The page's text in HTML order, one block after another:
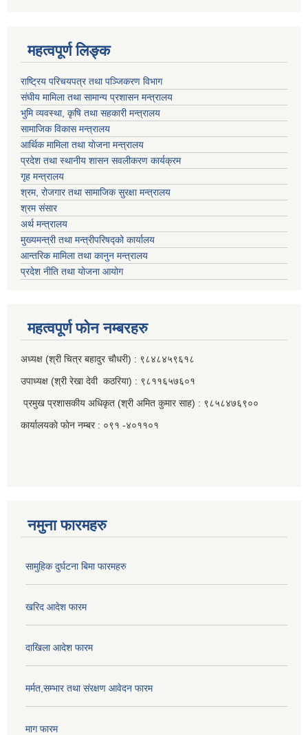
महत्वपूर्ण लि‍‍‍‍‍‌ङ्क
राष्ट्रिय परिचयपत्र तथा पञ्जिकरण विभाग
संघीय मामिला तथा सामान्य प्रशासन मन्त्रालय
भुमि व्यवस्था, कृषि तथा सहकारी मन्त्रालय
सामाजिक विकास मन्त्रालय
आर्थिक मामिला तथा याेजना मन्त्रालय
प्रदेश तथा स्थानीय शासन सवलीकरण कार्यक्रम
गृह मन्त्रालय
श्रम, रोजगार तथा सामाजिक सुरक्षा मन्त्रालय
श्रम संसार
अर्थ मन्त्रालय
मुख्यमन्त्री तथा मन्त्रीपरिषद्को कार्यालय
आन्तरिक मामिला तथा कानुन मन्त्रालय
प्रदेश नीति तथा योजना आयोग
महत्वपूर्ण फाेन नम्बरहरु
अध्यक्ष (श्री चित्र बहादुर चाैधरी) : ९८४८४५९६१८
उपाध्यक्ष (श्री रेखा देवी कठरिया) : ९८११६५७६०१
प्रमुख प्रशासकीय अधिकृत (श्री अमित कुमार साह) : ९८५८४७६९००
कार्यालयकाे फाेन नम्बर : ०९१ -४०११०१
नमुना फारमहरु
सामुहिक दुर्घटना बिमा फारमहरु
खरिद आदेश फारम
दाखिला आदेश फारम
मर्मत,सम्भार तथा संरक्षण आवेदन फारम
माग फारम